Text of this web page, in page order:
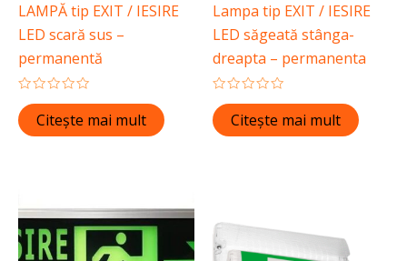
LAMPĂ tip EXIT / IESIRE
LED scară sus –
permanentă
Evaluat
la
0
din
Citește mai mult
Lampa tip EXIT / IESIRE
LED săgeată stânga-
dreapta – permanenta
Evaluat
la
0
din
Citește mai mult